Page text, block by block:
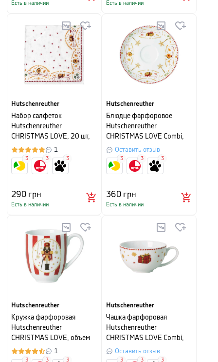
Есть в наличии Есть в наличии
Hutschenreuther
Набор салфеток
Hutschenreuther
CHRISTMAS LOVE, 20 шт,
33х33 см, белый с красным
1
290грн
Есть в наличии
3 3 3
Hutschenreuther
Блюдце фарфоровое
Hutschenreuther
CHRISTMAS LOVE Combi,
диаметр 15 см, белый с
рисунком
Оставить отзыв
360грн
Есть в наличии
3 3 3
Hutschenreuther
Кружка фарфоровая
Hutschenreuther
CHRISTMAS LOVE, объем
0,4 л, белый с красным
1
3 3 3
Hutschenreuther
Чашка фарфоровая
Hutschenreuther
CHRISTMAS LOVE Combi,
объем 0,26 л, белый с
рисунком
Оставить отзыв
3 3 3